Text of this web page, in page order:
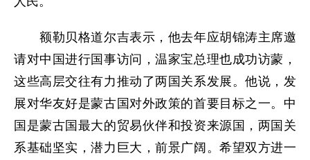
额勒贝格道尔吉表示，他去年应胡锦涛主席邀
请对中国进行国事访问，温家宝总理也成功访蒙，
这些高层交往有力推动了两国关系发展。他说，发
展对华友好是蒙古国对外政策的首要目标之一。中
国是蒙古国最大的贸易伙伴和投资来源国，两国关
系基础坚实，潜力巨大，前景广阔。希望双方进一